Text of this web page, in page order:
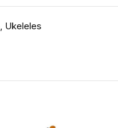
, Ukeleles